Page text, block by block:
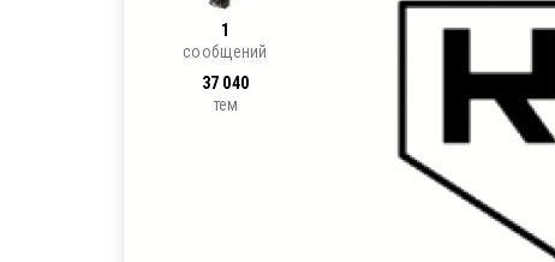
1
сообщений
37 040
тем